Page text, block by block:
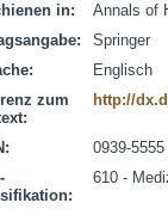
in:
Annals of
Springer
Englisch
zum
http://
0939-5555
610 -